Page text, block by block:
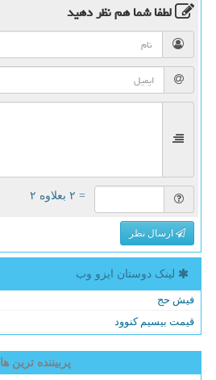
لطفا شما همنظر دهید
= ۲ بعلاوه ۲
ارسال نظر
لینک دوستان ایزو وب
فیش حج
قیمت بیسیم کنوود
پربیننده ترین ها